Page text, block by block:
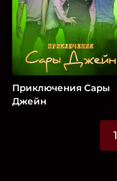
Приключения Сары
Джейн
1